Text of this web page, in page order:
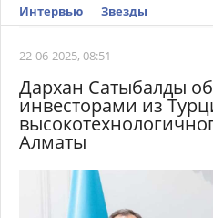
Интервью
Звезды
22-06-2025, 08:51
Дархан Сатыбалды
инвесторами из
Алматы